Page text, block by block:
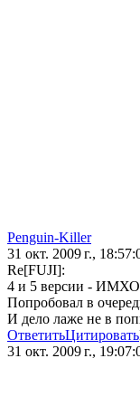
Penguin-Killer
31 окт. 2009 г.,
Re[FUJI]:
4 и 5 версии -
Попробовал в
И дело лаже не в
ОтветитьЦитировать
31 окт. 2009 г.,